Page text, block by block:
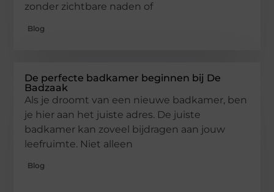
zonder zichtbare naden of
Blog
De perfecte badkamer beginnen bij De
Badzaak
Als je droomt van een nieuwe badkamer, ben
je hier aan het juiste adres. De juiste
badkamer kan zoveel bijdragen aan jouw
leefruimte. Niet alleen
Blog